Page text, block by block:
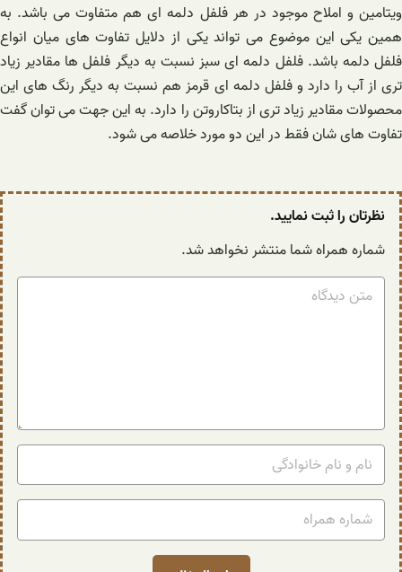
ویتامین و املاح موجود در هر فلفل دلمه ای هم متفاوت می باشد. به
همین یکی این موضوع می تواند یکی از دلایل تفاوت های میان انواع
فلفل دلمه باشد. فلفل دلمه ای سبز نسبت به دیگر فلفل ها مقادیر زیاد
تری از آب را دارد و فلفل دلمه ای قرمز هم نسبت به دیگر رنگ های این
محصولات مقادیر زیاد تری از بتاکاروتن را دارد. به این جهت می توان گفت
تفاوت های شان فقط در این دو مورد خلاصه می شود.
نظرتان را ثبت نمایید.
شماره همراه شما منتشر نخواهد شد.